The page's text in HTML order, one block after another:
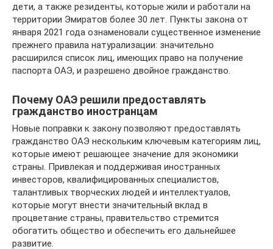
дети, а также резиденты, которые жили и работали на
территории Эмиратов более 30 лет. Пункты закона от
января 2021 года ознаменовали существенное изменение
прежнего правила натурализации: значительно
расширился список лиц, имеющих право на получение
паспорта ОАЭ, и разрешено двойное гражданство.
Почему ОАЭ решили предоставлять
гражданство иностранцам
Новые поправки к закону позволяют предоставлять
гражданство ОАЭ нескольким ключевым категориям лиц,
которые имеют решающее значение для экономики
страны. Привлекая и поддерживая иностранных
инвесторов, квалифицированных специалистов,
талантливых творческих людей и интеллектуалов,
которые могут внести значительный вклад в
процветание страны, правительство стремится
обогатить общество и обеспечить его дальнейшее
развитие.